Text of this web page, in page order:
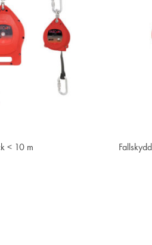
Visa
< 10 m